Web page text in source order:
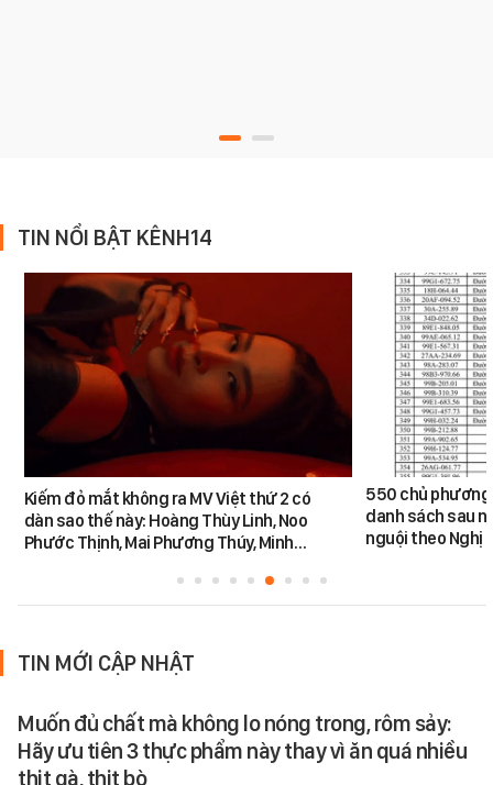
TIN NỔI BẬT KÊNH14
Kiếm đỏ mắt không ra MV Việt thứ 2 có
dàn sao thế này: Hoàng Thùy Linh, Noo
Phước Thịnh, Mai Phương Thúy, Minh…
550 chủ
danh sách sau
nguội theo Nghị
TIN MỚI CẬP NHẬT
Muốn đủ chất mà không lo nóng trong, rôm sảy:
Hãy ưu tiên 3 thực phẩm này thay vì ăn quá nhiều
thịt gà, thịt bò